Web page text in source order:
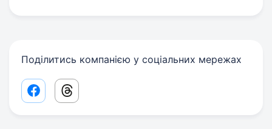
Поділитись компанією у соціальних мережах
Facebook share link
Threads share link